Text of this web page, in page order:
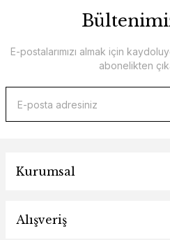
E-postalarımızı almak için
abonelikten
Kurumsal
Alışveriş